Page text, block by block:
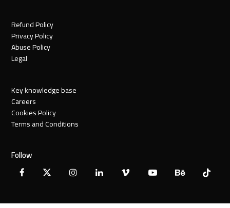
Refund Policy
Privacy Policy
Abuse Policy
Legal
Key knowledge base
Careers
Cookies Policy
Terms and Conditions
Follow
Facebook
X InstagramLinkedInVimeo YouTubeBehanceTiktok